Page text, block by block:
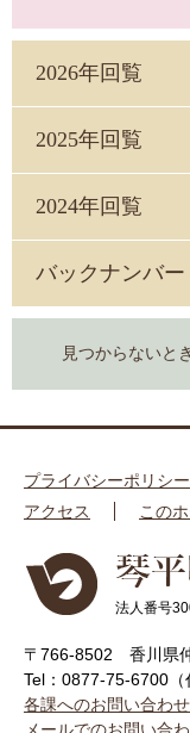
2026年回覧
2025年回覧
2024年回覧
バックナンバー
見つからないと
プライバシーポリシー
アクセス
この
法人番号
〒766-8502 香川県
Tel：0877-75-6700（
各課へのお問い合わ